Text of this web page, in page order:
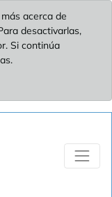
acerca de
desactivarlas,
Si continúa